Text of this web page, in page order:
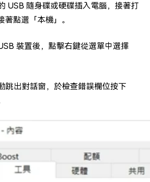
USB 隨身碟或硬碟插入電腦，接著打
著點選「本機」。
裝置後，點擊右鍵從選單中選擇
跳出對話窗，於檢查錯誤欄位按下